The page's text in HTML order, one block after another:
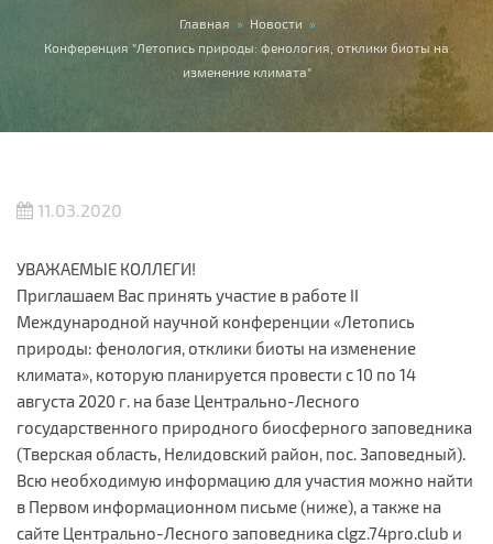
Вы здесь Главная » Новости »
Конференция "Летопись природы: фенология, отклики биоты на
изменение климата"
11.03.2020
УВАЖАЕМЫЕ КОЛЛЕГИ!
Приглашаем Вас принять участие в работе II
Международной научной конференции «Летопись
природы: фенология, отклики биоты на изменение
климата», которую планируется провести с 10 по 14
августа 2020 г. на базе Центрально-Лесного
государственного природного биосферного заповедника
(Тверская область, Нелидовский район, пос. Заповедный).
Всю необходимую информацию для участия можно найти
в Первом информационном письме (ниже), а также на
сайте Центрально-Лесного заповедника clgz.74pro.club и